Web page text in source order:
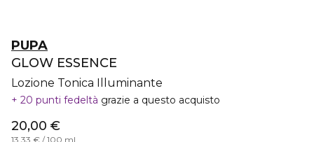
PUPA
GLOW ESSENCE
Lozione Tonica Illuminante
20 punti fedeltà grazie a questo acquisto
20,00 €
13,33 € / 100 ml